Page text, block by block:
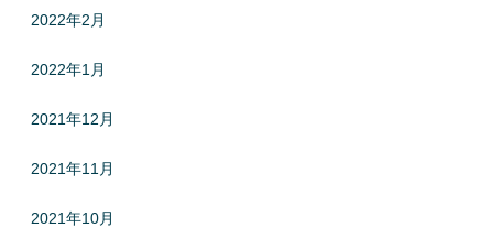
2022年2月
2022年1月
2021年12月
2021年11月
2021年10月